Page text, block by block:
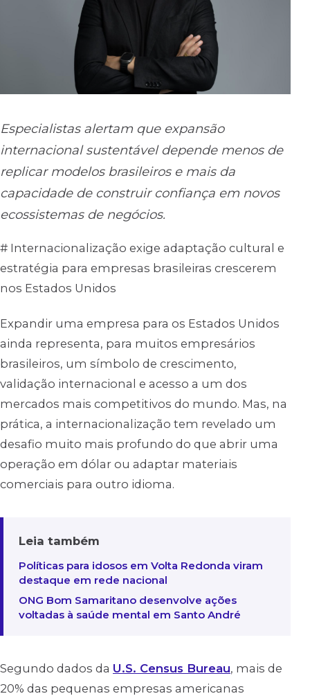
Especialistas alertam que expansão
internacional sustentável depende menos de
replicar modelos brasileiros e mais da
capacidade de construir confiança em novos
ecossistemas de negócios.
# Internacionalização exige adaptação cultural e
estratégia para empresas brasileiras crescerem
nos Estados Unidos
Expandir uma empresa para os Estados Unidos
ainda representa, para muitos empresários
brasileiros, um símbolo de crescimento,
validação internacional e acesso a um dos
mercados mais competitivos do mundo. Mas, na
prática, a internacionalização tem revelado um
desafio muito mais profundo do que abrir uma
operação em dólar ou adaptar materiais
comerciais para outro idioma.
Leia também
Políticas para idosos em Volta Redonda viram
destaque em rede nacional
ONG Bom Samaritano desenvolve ações
voltadas à saúde mental em Santo André
Segundo dados da U.S. Census Bureau, mais de
20% das pequenas empresas americanas